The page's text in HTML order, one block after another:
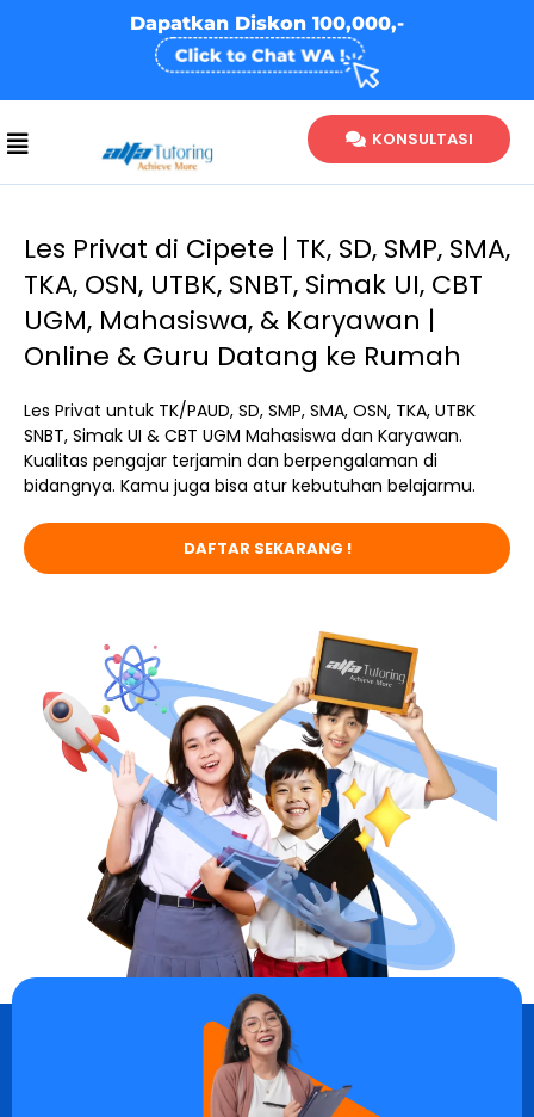
Dapatkan Diskon 100,000,-
KONSULTASI
Les Privat di Cipete | TK, SD, SMP, SMA,
TKA, OSN, UTBK, SNBT, Simak UI, CBT
UGM, Mahasiswa, & Karyawan |
Online & Guru Datang ke Rumah
Les Privat untuk TK/PAUD, SD, SMP, SMA, OSN, TKA, UTBK
SNBT, Simak UI & CBT UGM Mahasiswa dan Karyawan.
Kualitas pengajar terjamin dan berpengalaman di
bidangnya. Kamu juga bisa atur kebutuhan belajarmu.
DAFTAR SEKARANG !